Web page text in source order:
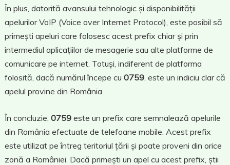
În plus, datorită avansului tehnologic și disponibilității
apelurilor VoIP (Voice over Internet Protocol), este posibil să
primești apeluri care folosesc acest prefix chiar și prin
intermediul aplicațiilor de mesagerie sau alte platforme de
comunicare pe internet. Totuși, indiferent de platforma
folosită, dacă numărul începe cu 0759, este un indiciu clar că
apelul provine din România.
În concluzie, 0759este un prefix care semnalează apelurile
din România efectuate de telefoane mobile. Acest prefix
este utilizat pe întreg teritoriul țării și poate proveni din orice
zonă a României. Dacă primești un apel cu acest prefix, știi